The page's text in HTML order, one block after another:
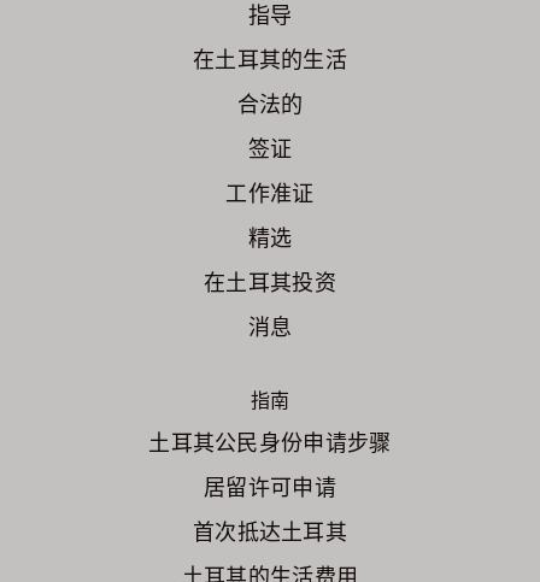
指导
在土耳其的生活
合法的
签证
工作准证
精选
在土耳其投资
消息
指南
土耳其公民身份申请步骤
居留许可申请
首次抵达土耳其